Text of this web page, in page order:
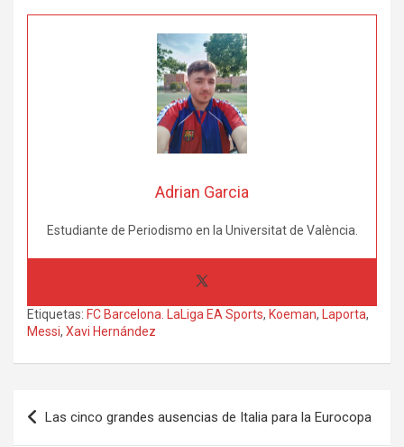
Adrian Garcia
Estudiante de Periodismo en la Universitat de València.
Etiquetas: FC Barcelona. LaLiga EA Sports, Koeman, Laporta,
Messi, Xavi Hernández
Navegación
de
Las cinco grandes ausencias de Italia para la Eurocopa